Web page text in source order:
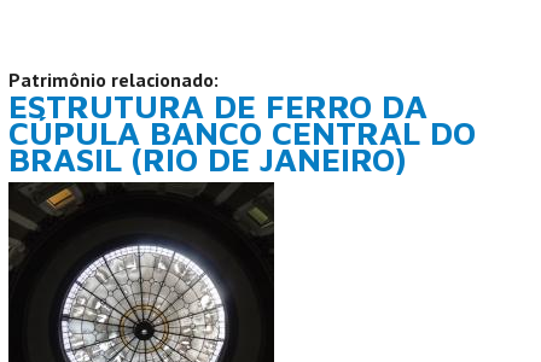
Patrimônio relacionado:
ESTRUTURA DE FERRO DA
CÚPULA BANCO CENTRAL DO
BRASIL (RIO DE JANEIRO)